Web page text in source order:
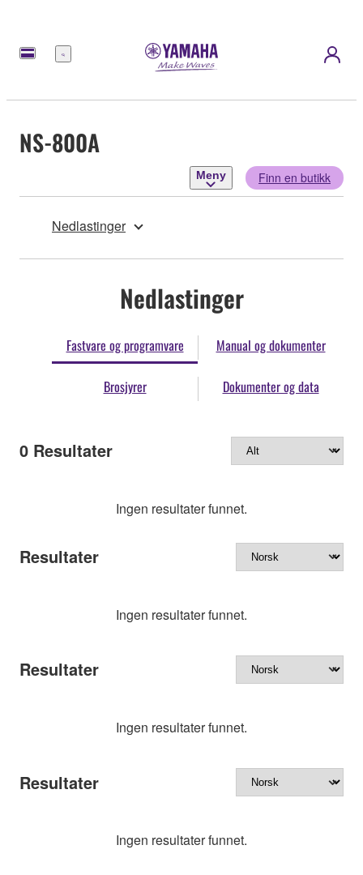
Meny
NS-800A
Meny Finn en butikk
Nedlastinger
Nedlastinger
Fastvare og programvare Manual og dokumenter
Brosjyrer Dokumenter og data
0 Resultater
Ingen resultater funnet.
Resultater
Ingen resultater funnet.
Resultater
Ingen resultater funnet.
Resultater
Ingen resultater funnet.